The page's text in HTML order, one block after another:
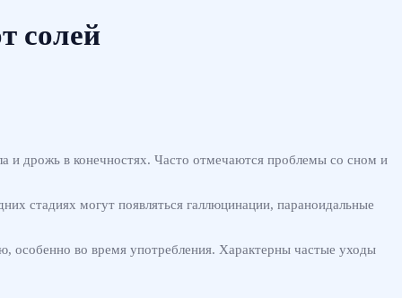
солей
и дрожь в конечностях. Часто отмечаются проблемы со сном и
стадиях могут появляться галлюцинации, параноидальные
особенно во время употребления. Характерны частые уходы